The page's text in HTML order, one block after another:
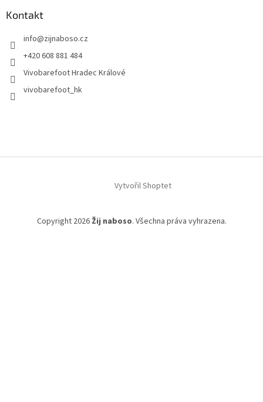
Kontakt
info@zijnaboso.cz
+420 608 881 484
Vivobarefoot Hradec Králové
vivobarefoot_hk
Vytvořil Shoptet
Copyright 2026 Žij naboso. Všechna práva vyhrazena.